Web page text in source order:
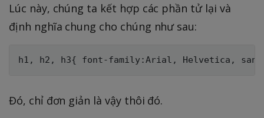
Lúc này, chúng ta kết hợp các phần tử lại và
định nghĩa chung cho chúng như sau:
Đó, chỉ đơn giản là vậy thôi đó.